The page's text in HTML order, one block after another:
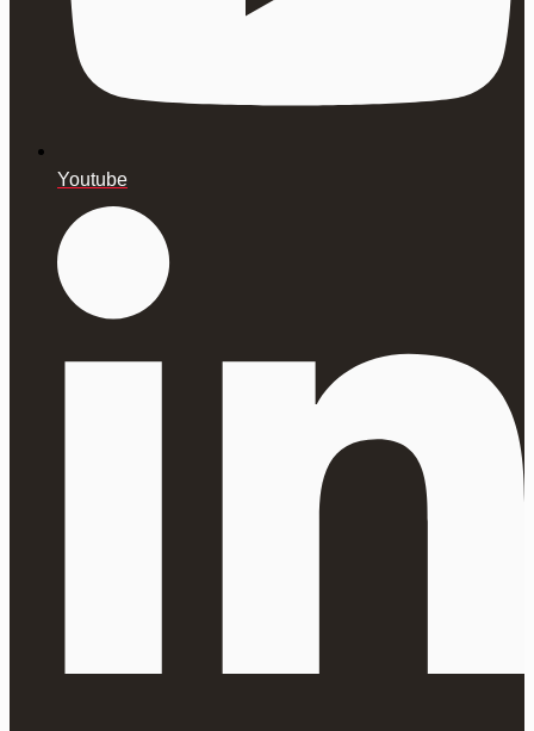
Youtube